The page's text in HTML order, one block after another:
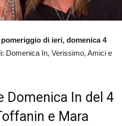
di ieri, domenica 4
Domenica In, Verissimo, Amici e
Domenica In del 4
e Mara